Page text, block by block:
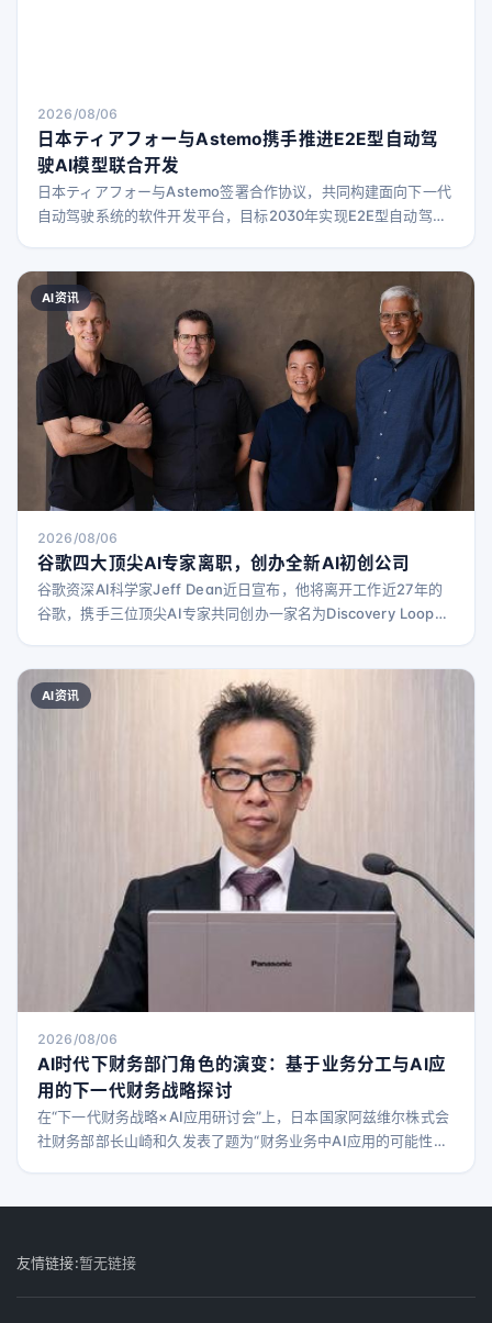
2026/08/06
日本ティアフォー与Astemo携手推进E2E型自动驾
驶AI模型联合开发
日本ティアフォー与Astemo签署合作协议，共同构建面向下一代
自动驾驶系统的软件开发平台，目标2030年实现E2E型自动驾驶
AI资讯
2026/08/06
谷歌四大顶尖AI专家离职，创办全新AI初创公司
谷歌资深AI科学家Jeff Dean近日宣布，他将离开工作近27年的
谷歌，携手三位顶尖AI专家共同创办一家名为Discovery Loop的
提出实验，实施所需步骤，评估实验，最终获得结果。”通过运行
成千上万次这样的自动化循环，Discovery Loop有望在科学、生
AI资讯
2026/08/06
AI时代下财务部门角色的演变：基于业务分工与AI应
用的下一代财务战略探讨
在“下一代财务战略×AI应用研讨会”上，日本国家阿兹维尔株式会
社财务部部长山崎和久发表了题为“财务业务中AI应用的可能性与
险，以及下一代财务部门的未来形态。 VUCA时代
友情链接:暂无链接